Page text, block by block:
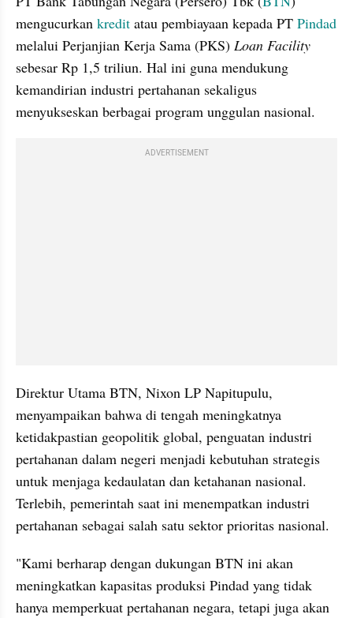
mengucurkan kredit atau pembiayaan kepada PT Pindad
melalui Perjanjian Kerja Sama (PKS)
sebesar Rp 1,5 triliun. Hal ini guna mendukung
kemandirian industri pertahanan sekaligus
menyukseskan berbagai program unggulan nasional.
ADVERTISEMENT
Direktur Utama BTN, Nixon LP Napitupulu,
menyampaikan bahwa di tengah meningkatnya
ketidakpastian geopolitik global, penguatan industri
pertahanan dalam negeri menjadi kebutuhan strategis
untuk menjaga kedaulatan dan ketahanan nasional.
Terlebih, pemerintah saat ini menempatkan industri
pertahanan sebagai salah satu sektor prioritas nasional.
"Kami berharap dengan dukungan BTN ini akan
meningkatkan kapasitas produksi Pindad yang tidak
hanya memperkuat pertahanan negara, tetapi juga akan